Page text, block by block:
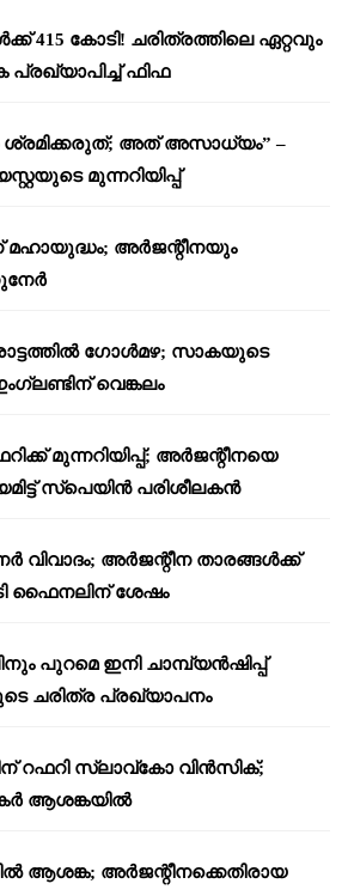
415 കോടി! ചരിത്രത്തിലെ ഏറ്റവും
ഫിഫ
ശ്രമിക്കരുത്; അത് അസാധ്യം” –
മുന്നറിയിപ്പ്
മഹായുദ്ധം; അർജന്റീനയും
ഗോൾമഴ; സാകയുടെ
വെങ്കലം
മുന്നറിയിപ്പ്; അർജന്റീനയെ
സ്പെയിൻ പരിശീലകൻ
അർജന്റീന താരങ്ങൾക്ക്
ഫൈനലിന് ശേഷം
പുറമെ ഇനി ചാമ്പ്യൻഷിപ്പ്
ചരിത്ര പ്രഖ്യാപനം
റഫറി സ്ലാവ്‌കോ വിൻസിക്;
ആശങ്കയിൽ
ആശങ്ക; അർജന്റീനക്കെതിരായ